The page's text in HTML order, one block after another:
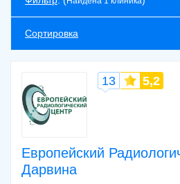
Сортировка
Европейский
Дарвина
13 5,2